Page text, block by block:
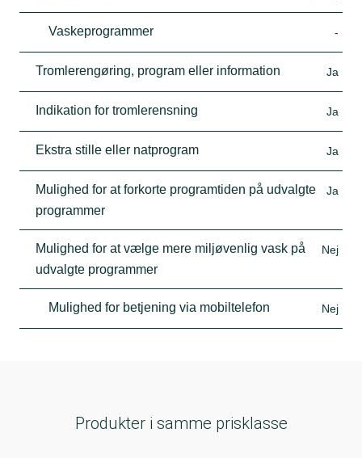
Vaskeprogrammer -
Tromlerengøring, program eller information Ja
Indikation for tromlerensning Ja
Ekstra stille eller natprogram Ja
Mulighed for at forkorte programtiden på udvalgte
programmer
Ja
Mulighed for at vælge mere miljøvenlig vask på
udvalgte programmer
Nej
Mulighed for betjening via mobiltelefon Nej
Produkter i samme prisklasse